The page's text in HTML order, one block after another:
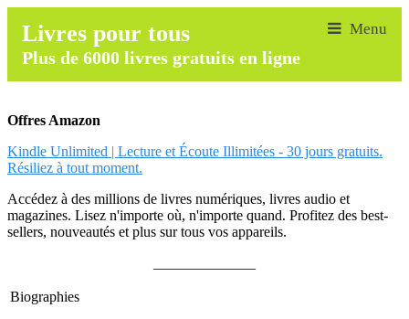
Livres pour tous
Plus de 6000 livres gratuits en ligne
Offres Amazon
Kindle Unlimited | Lecture et Écoute Illimitées - 30 jours gratuits.
Résiliez à tout moment.
Accédez à des millions de livres numériques, livres audio et
magazines. Lisez n'importe où, n'importe quand. Profitez des best-
sellers, nouveautés et plus sur tous vos appareils.
Biographies